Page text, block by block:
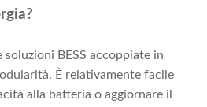
BESS accoppiate in
È relativamente facile
alla batteria o aggiornare il